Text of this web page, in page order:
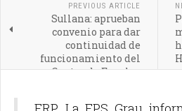
PREVIOUS ARTICLE
Sullana: aprueban
convenio para dar
continuidad de
funcionamiento del
Centro de Empleo